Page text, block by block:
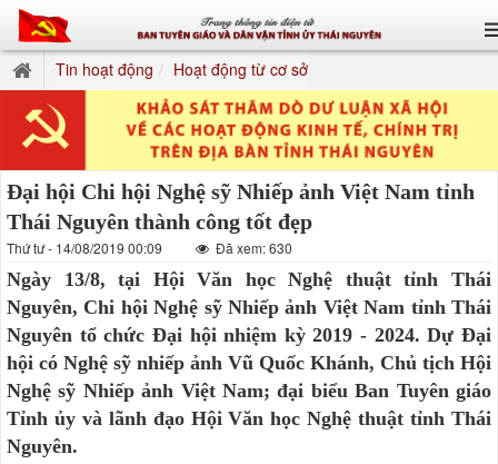
Tin hoạt động Hoạt động từ cơ sở
Đại hội Chi hội Nghệ sỹ Nhiếp ảnh Việt Nam tỉnh
Thái Nguyên thành công tốt đẹp
Thứ tư - 14/08/2019 00:09 Đã xem: 630
Ngày 13/8, tại Hội Văn học Nghệ thuật tỉnh Thái
Nguyên, Chi hội Nghệ sỹ Nhiếp ảnh Việt Nam tỉnh Thái
Nguyên tổ chức Đại hội nhiệm kỳ 2019 - 2024. Dự Đại
hội có Nghệ sỹ nhiếp ảnh Vũ Quốc Khánh, Chủ tịch Hội
Nghệ sỹ Nhiếp ảnh Việt Nam; đại biểu Ban Tuyên giáo
Tỉnh ủy và lãnh đạo Hội Văn học Nghệ thuật tỉnh Thái
Nguyên.